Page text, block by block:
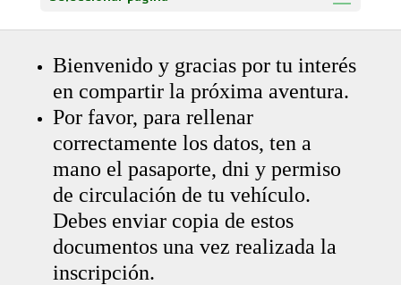
Bienvenido y gracias por tu interés
en compartir la próxima aventura.
Por favor, para rellenar
correctamente los datos, ten a
mano el pasaporte, dni y permiso
de circulación de tu vehículo.
Debes enviar copia de estos
documentos una vez realizada la
inscripción.